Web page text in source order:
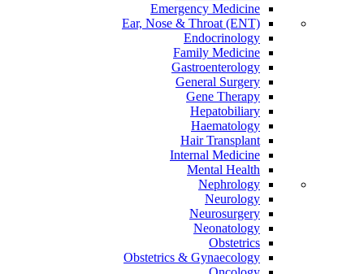
Emergency Medicine
Ear, Nose & Throat (ENT)
Endocrinology
Family Medicine
Gastroenterology
General Surgery
Gene Therapy
Hepatobiliary
Haematology
Hair Transplant
Internal Medicine
Mental Health
Nephrology
Neurology
Neurosurgery
Neonatology
Obstetrics
Obstetrics & Gynaecology